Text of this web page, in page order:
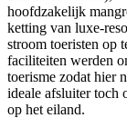
hoofdzakelijk
ketting van luxe-
stroom toeristen op
faciliteiten werden
toerisme zodat hier
ideale afsluiter toch
op het eiland.